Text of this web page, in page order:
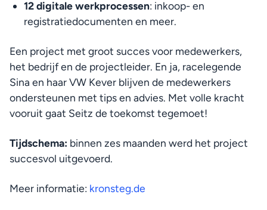
12 digitale werkprocessen: inkoop- en
registratiedocumenten en meer.
Een project met groot succes voor medewerkers,
het bedrijf en de projectleider. En ja, racelegende
Sina en haar VW Kever blijven de medewerkers
ondersteunen met tips en advies. Met volle kracht
vooruit gaat Seitz de toekomst tegemoet!
Tijdschema: binnen zes maanden werd het project
succesvol uitgevoerd.
Meer informatie: kronsteg.de